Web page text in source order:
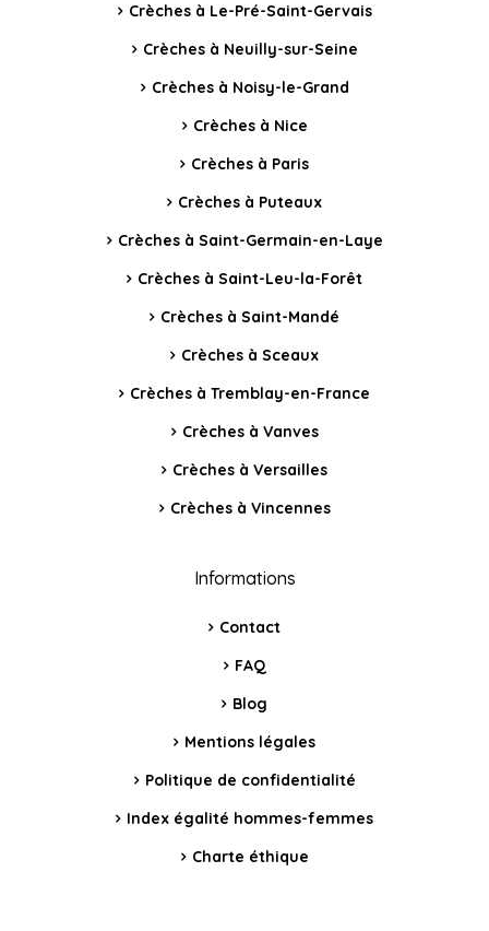
Crèches à Le-Pré-Saint-Gervais
Crèches à Neuilly-sur-Seine
Crèches à Noisy-le-Grand
Crèches à Nice
Crèches à Paris
Crèches à Puteaux
Crèches à Saint-Germain-en-Laye
Crèches à Saint-Leu-la-Forêt
Crèches à Saint-Mandé
Crèches à Sceaux
Crèches à Tremblay-en-France
Crèches à Vanves
Crèches à Versailles
Crèches à Vincennes
Informations
Contact
FAQ
Blog
Mentions légales
Politique de confidentialité
Index égalité hommes-femmes
Charte éthique